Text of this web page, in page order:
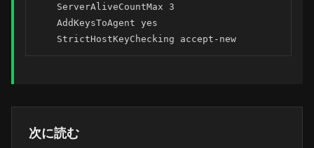
    ServerAliveCountMax 3
    AddKeysToAgent yes
    StrictHostKeyChecking accept-new
次に読む